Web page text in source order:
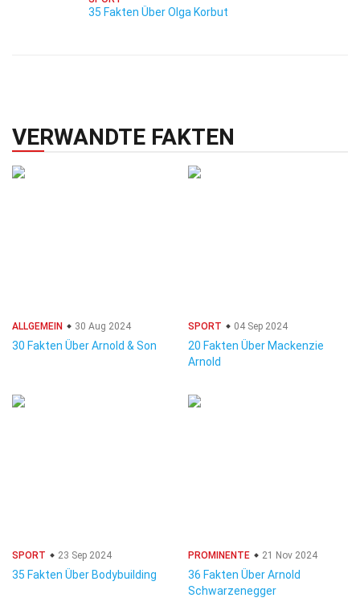
35 Fakten Über Olga Korbut
VERWANDTE FAKTEN
ALLGEMEIN 30 Aug 2024
30 Fakten Über Arnold & Son
SPORT 04 Sep 2024
20 Fakten Über Mackenzie
Arnold
SPORT 23 Sep 2024
35 Fakten Über Bodybuilding
PROMINENTE 21 Nov 2024
36 Fakten Über Arnold
Schwarzenegger